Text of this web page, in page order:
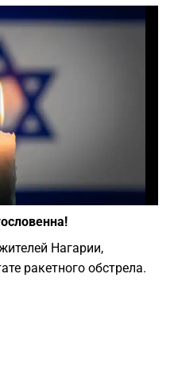
Фото: depositphotos.com
Нагарии,
ракетного обстрела.